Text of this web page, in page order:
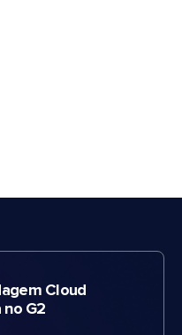
Cloud
no G2